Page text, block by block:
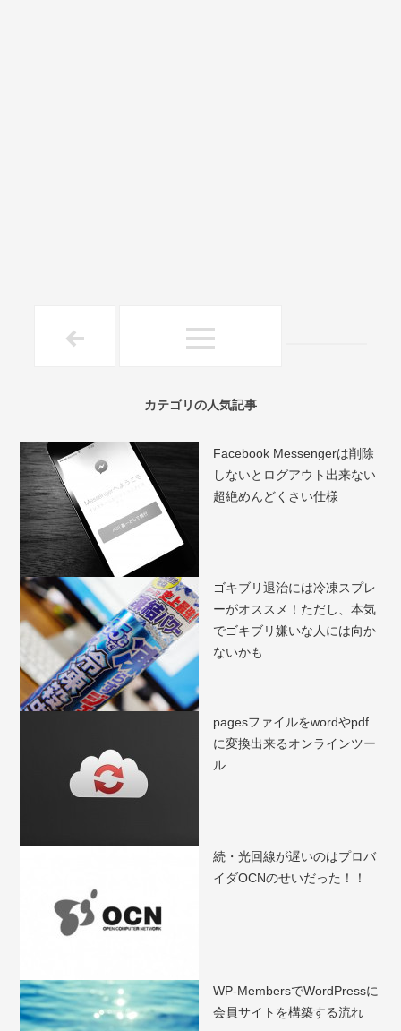
カテゴリの人気記事
Facebook Messengerは削除
しないとログアウト出来ない
超絶めんどくさい仕様
ゴキブリ退治には冷凍スプレ
ーがオススメ！ただし、本気
でゴキブリ嫌いな人には向か
ないかも
pagesファイルをwordやpdf
に変換出来るオンラインツー
ル
続・光回線が遅いのはプロバ
イダOCNのせいだった！！
WP-MembersでWordPressに
会員サイトを構築する流れ